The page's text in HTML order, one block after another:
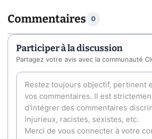
Commentaires 0
Participer à la discussion
Partagez votre avis avec la communauté